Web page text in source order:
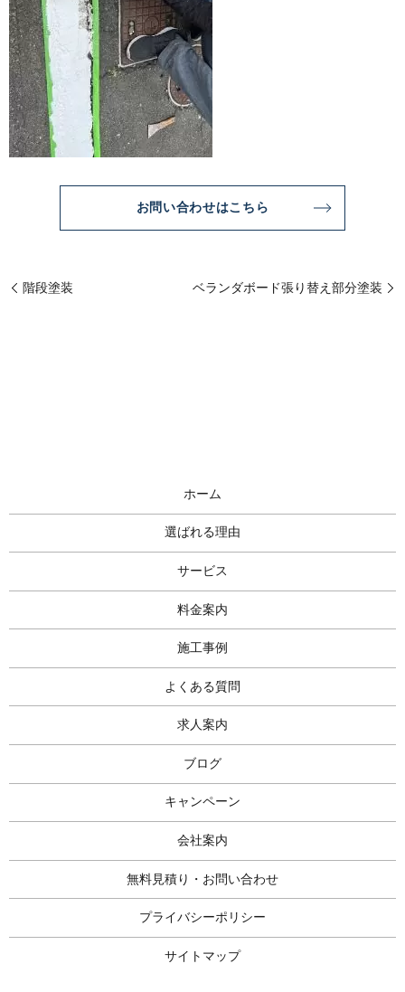
お問い合わせはこちら
階段塗装 ベランダボード張り替え部分塗装
ホーム
選ばれる理由
サービス
料金案内
施工事例
よくある質問
求人案内
ブログ
キャンペーン
会社案内
無料見積り・お問い合わせ
プライバシーポリシー
サイトマップ